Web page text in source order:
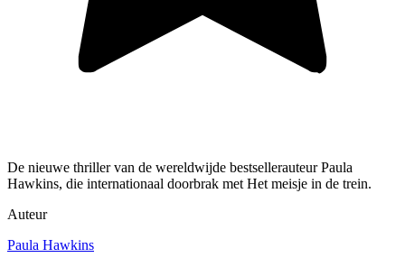
De nieuwe thriller van de wereldwijde bestsellerauteur Paula
Hawkins, die internationaal doorbrak met Het meisje in de trein.
Auteur
Paula Hawkins